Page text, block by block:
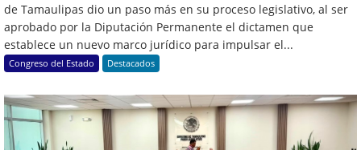
de Tamaulipas dio un paso más en su proceso legislativo, al ser
aprobado por la Diputación Permanente el dictamen que
establece un nuevo marco jurídico para impulsar el...
Congreso del Estado Destacados